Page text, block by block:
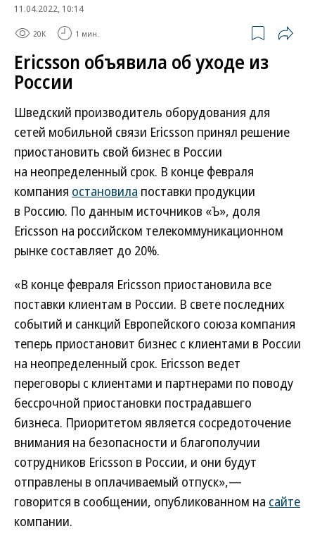
11.04.2022, 10:14
20K 1 мин.
Ericsson объявила об уходе из
России
Шведский производитель оборудования для
сетей мобильной связи Ericsson принял решение
приостановить свой бизнес в России
на неопределенный срок. В конце февраля
компания остановила поставки продукции
в Россию. По данным источников «Ъ», доля
Ericsson на российском телекоммуникационном
рынке составляет до 20%.
«В конце февраля Ericsson приостановила все
поставки клиентам в России. В свете последних
событий и санкций Европейского союза компания
теперь приостановит бизнес с клиентами в России
на неопределенный срок. Ericsson ведет
переговоры с клиентами и партнерами по поводу
бессрочной приостановки пострадавшего
бизнеса. Приоритетом является сосредоточение
внимания на безопасности и благополучии
сотрудников Ericsson в России, и они будут
отправлены в оплачиваемый отпуск»,—
говорится в сообщении, опубликованном на сайте
компании.